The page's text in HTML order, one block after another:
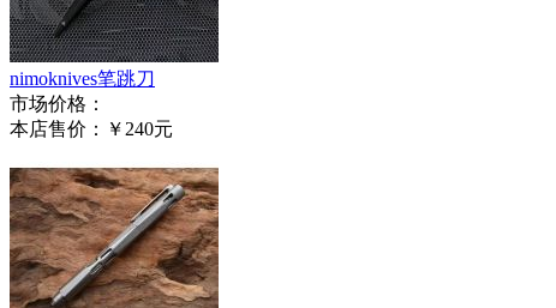
nimoknives笔跳刀
市场价格：
本店售价：
￥240元